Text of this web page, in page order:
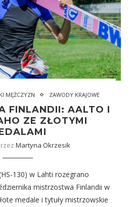
MĘŻCZYZN ZAWODY KRAJOWE
FINLANDII: AALTO I
ZE ZŁOTYMI
Martyna Okrzesik
130) w Lahti rozegrano
mistrzostwa Finlandii w
medale i tytuły mistrzowskie